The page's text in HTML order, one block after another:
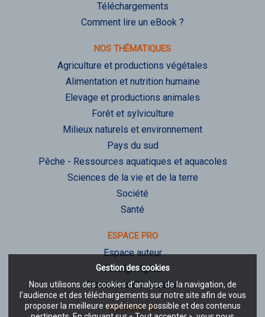
Gestion des cookies
Nous utilisons des cookies d’analyse de la navigation, de
l’audience et des téléchargements sur notre site afin de vous
proposer la meilleure expérience possible et des contenus
Téléchargements
Comment lire un eBook ?
NOS THÉMATIQUES
Agriculture et productions végétales
Alimentation et nutrition humaine
Elevage et productions animales
Forêt et sylviculture
Milieux naturels et environnement
Pays du sud
Pêche - Ressources aquatiques et aquacoles
Sciences de la vie et de la terre
Société
Santé
ESPACE PRO
Espace auteur
Foreign rights
Processus d'évaluation
NOTRE SITE